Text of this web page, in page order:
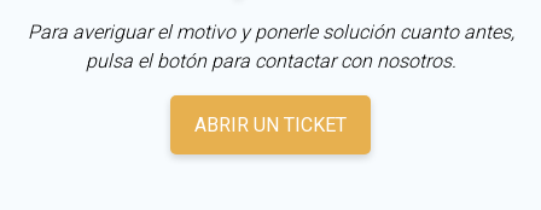
Para averiguar el motivo y ponerle solución cuanto antes,
pulsa el botón para contactar con nosotros.
ABRIR UN TICKET